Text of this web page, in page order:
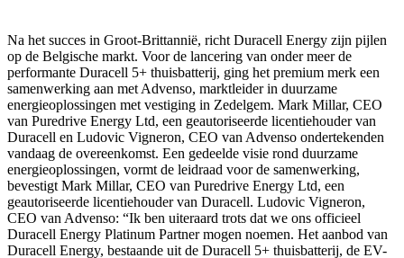
Na het succes in Groot-Brittannië, richt Duracell Energy zijn pijlen
op de Belgische markt. Voor de lancering van onder meer de
performante Duracell 5+ thuisbatterij, ging het premium merk een
samenwerking aan met Advenso, marktleider in duurzame
energieoplossingen met vestiging in Zedelgem. Mark Millar, CEO
van Puredrive Energy Ltd, een geautoriseerde licentiehouder van
Duracell en Ludovic Vigneron, CEO van Advenso ondertekenden
vandaag de overeenkomst. Een gedeelde visie rond duurzame
energieoplossingen, vormt de leidraad voor de samenwerking,
bevestigt Mark Millar, CEO van Puredrive Energy Ltd, een
geautoriseerde licentiehouder van Duracell. Ludovic Vigneron,
CEO van Advenso: “Ik ben uiteraard trots dat we ons officieel
Duracell Energy Platinum Partner mogen noemen. Het aanbod van
Duracell Energy, bestaande uit de Duracell 5+ thuisbatterij, de EV-